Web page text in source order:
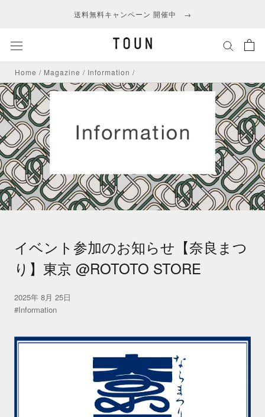
し
コ
ン
テ
ツ
に
移
動
す
る
送料無料キャンペーン 開催中 →
Home / Magazine / Information /
イベント参加のお知らせ【奈良まつ
り】東京 @ROTOTO STORE
2025年 8月 25日
#Information